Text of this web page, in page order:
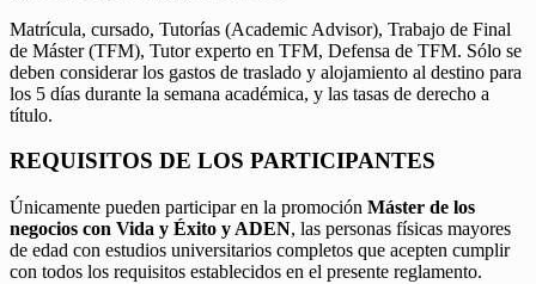
Matrícula, cursado, Tutorías (Academic Advisor), Trabajo de Final
de Máster (TFM), Tutor experto en TFM, Defensa de TFM. Sólo se
deben considerar los gastos de traslado y alojamiento al destino para
los 5 días durante la semana académica, y las tasas de derecho a
título.
REQUISITOS DE LOS PARTICIPANTES
Únicamente pueden participar en la promoción Máster de los
negocios con Vida y Éxito y ADEN, las personas físicas mayores
de edad con estudios universitarios completos que acepten cumplir
con todos los requisitos establecidos en el presente reglamento.